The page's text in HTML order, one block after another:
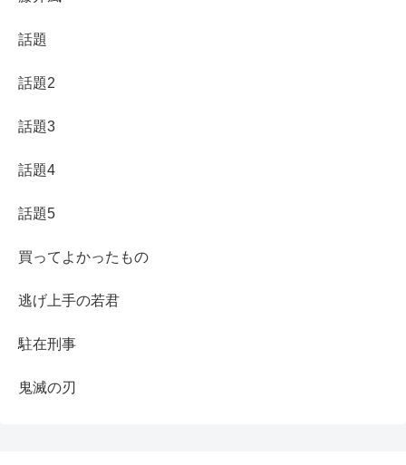
話題
話題2
話題3
話題4
話題5
買ってよかったもの
逃げ上手の若君
駐在刑事
鬼滅の刃